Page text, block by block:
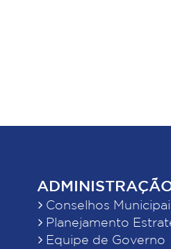
Conselhos
Planejamento
Equipe de Governo